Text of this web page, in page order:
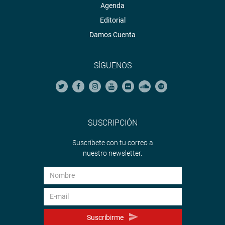
“El Programa No Escolarizado de Educación Inicial
remuneraciones, ya que sus promotoras no llegan ni al
compromiso hacerlo”, dijo Echaíz en sus redes sociales.
Agenda
Editorial
Damos Cuenta
SÍGUENOS
SUSCRIPCIÓN
Suscríbete con tu correo a
nuestro newsletter.
Suscribirme